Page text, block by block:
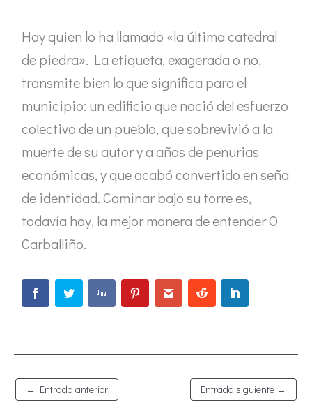
Hay quien lo ha llamado «la última catedral
de piedra». La etiqueta, exagerada o no,
transmite bien lo que significa para el
municipio: un edificio que nació del esfuerzo
colectivo de un pueblo, que sobrevivió a la
muerte de su autor y a años de penurias
económicas, y que acabó convertido en seña
de identidad. Caminar bajo su torre es,
todavía hoy, la mejor manera de entender O
Carballiño.
← Entrada anterior Entrada siguiente →